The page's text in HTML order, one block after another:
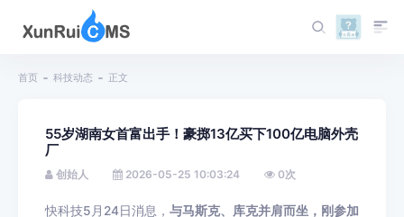
首页 科技动态 正文
55岁湖南女首富出手！豪掷13亿买下100亿电脑外壳
厂
创始人 2026-05-25 10:03:24 0次
快科技5月24日消息， 与马斯克、库克并肩而坐，刚参加